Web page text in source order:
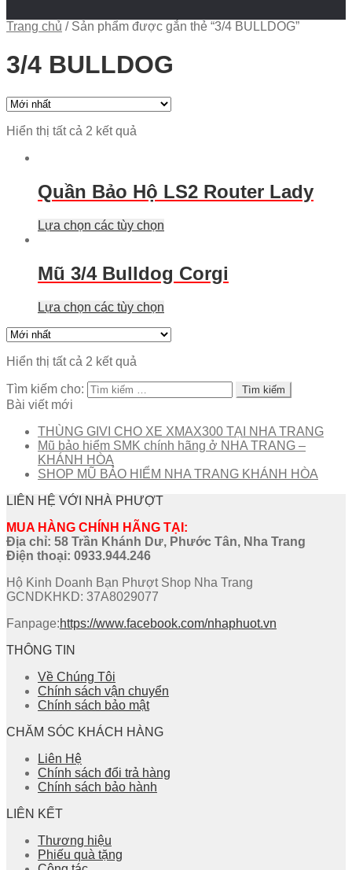
Trang chủ / Sản phẩm được gắn thẻ “3/4 BULLDOG”
3/4 BULLDOG
Hiển thị tất cả 2 kết quả
Quần Bảo Hộ LS2 Router Lady
Lựa chọn các tùy chọn
Mũ 3/4 Bulldog Corgi
Lựa chọn các tùy chọn
Hiển thị tất cả 2 kết quả
Tìm kiếm cho:
Bài viết mới
THÙNG GIVI CHO XE XMAX300 TẠI NHA TRANG
Mũ bảo hiểm SMK chính hãng ở NHA TRANG –
KHÁNH HÒA
SHOP MŨ BẢO HIỂM NHA TRANG KHÁNH HÒA
LIÊN HỆ VỚI NHÀ PHƯỢT
MUA HÀNG CHÍNH HÃNG TẠI:
Địa chỉ: 58 Trần Khánh Dư, Phước Tân, Nha Trang
Điện thoại: 0933.944.246
Hộ Kinh Doanh Bạn Phượt Shop Nha Trang
GCNDKHKD: 37A8029077
Fanpage:https://www.facebook.com/nhaphuot.vn
THÔNG TIN
Về Chúng Tôi
Chính sách vận chuyển
Chính sách bảo mật
CHĂM SÓC KHÁCH HÀNG
Liên Hệ
Chính sách đổi trả hàng
Chính sách bảo hành
LIÊN KẾT
Thương hiệu
Phiếu quà tặng